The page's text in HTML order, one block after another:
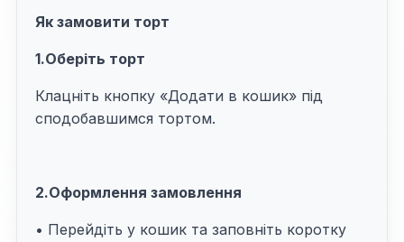
Як замовити торт
1.Оберіть торт
Клацніть кнопку «Додати в кошик» під
сподобавшимся тортом.
2.Оформлення замовлення
• Перейдіть у кошик та заповніть коротку